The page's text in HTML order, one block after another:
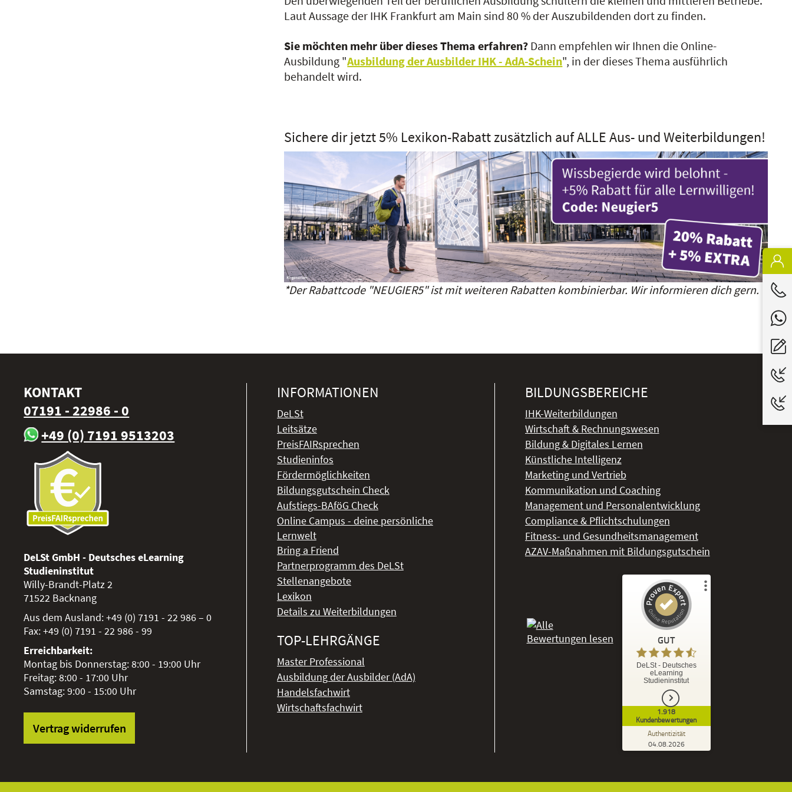
Laut Aussage der IHK Frankfurt am Main sind 80 % der Auszubildenden dort zu finden.
Sie möchten mehr über dieses Thema erfahren? Dann empfehlen wir Ihnen die Online-
Ausbildung "Ausbildung der Ausbilder IHK - AdA-Schein", in der dieses Thema ausführlich
behandelt wird.
Sichere dir jetzt 5% Lexikon-Rabatt zusätzlich auf ALLE Aus- und Weiterbildungen!
*Der Rabattcode "NEUGIER5" ist mit weiteren Rabatten kombinierbar. Wir informieren dich gern.
KONTAKT
07191 - 22986 - 0
+49 (0) 7191 9513203
DeLSt GmbH - Deutsches eLearning
Studieninstitut
Willy-Brandt-Platz 2
71522 Backnang
Aus dem Ausland:+49 (0) 7191 - 22 986 – 0
Fax:+49 (0) 7191 - 22 986 - 99
Erreichbarkeit:
Montag bis Donnerstag: 8:00 - 19:00 Uhr
Freitag: 8:00 - 17:00 Uhr
Samstag: 9:00 - 15:00 Uhr
Vertrag widerrufen
INFORMATIONEN
DeLSt
Leitsätze
PreisFAIRsprechen
Studieninfos
Fördermöglichkeiten
Bildungsgutschein Check
Aufstiegs-BAföG Check
Online Campus - deine persönliche
Lernwelt
Bring a Friend
Partnerprogramm des DeLSt
Stellenangebote
Lexikon
Details zu Weiterbildungen
TOP-LEHRGÄNGE
Master Professional
Ausbildung der Ausbilder (AdA)
Handelsfachwirt
Wirtschaftsfachwirt
BILDUNGSBEREICHE
IHK-Weiterbildungen
Wirtschaft & Rechnungswesen
Bildung & Digitales Lernen
Künstliche Intelligenz
Marketing und Vertrieb
Kommunikation und Coaching
Management und Personalentwicklung
Compliance & Pflichtschulungen
Fitness- und Gesundheitsmanagement
AZAV-Maßnahmen mit Bildungsgutschein
GUT
DeLSt - Deutsches
eLearning
Studieninstitut
1.918
Kundenbewertungen
Authentizität
04.08.2026
Kundenbewertungen und Erfahrungen zu
DeLSt - Deutsches eLearning Studieninstitut
ProvenExpert.com
ProvenExpert.com
1.827
Bewertungen von